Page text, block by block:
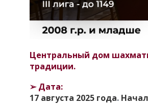
Центральный дом
традиции.
➢Дата:
17 августа 2025 года.